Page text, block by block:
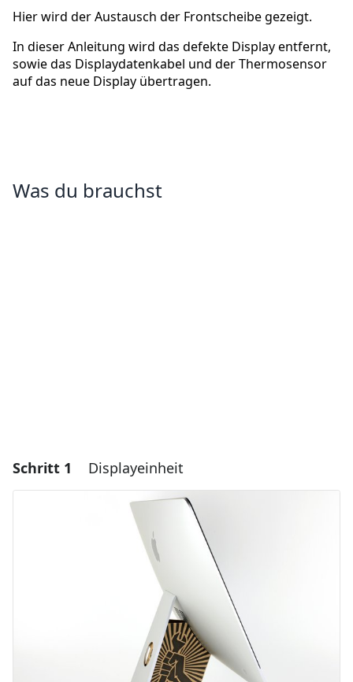
Hier wird der Austausch der Frontscheibe gezeigt.
In dieser Anleitung wird das defekte Display entfernt,
sowie das Displaydatenkabel und der Thermosensor
auf das neue Display übertragen.
Was du brauchst
Schritt 1 Displayeinheit